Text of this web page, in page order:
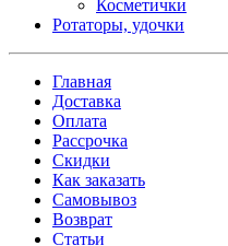
Косметички
Ротаторы, удочки
Главная
Доставка
Оплата
Рассрочка
Скидки
Как заказать
Самовывоз
Возврат
Статьи